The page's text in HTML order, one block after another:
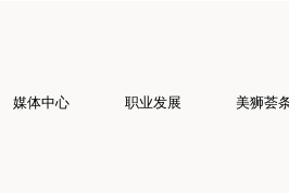
媒体中心 职业发展 美狮荟